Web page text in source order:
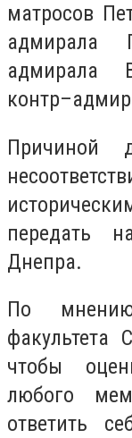
матросов
адмирала
адмирала
Причиной
передать
Днепра.
По мнению
факультета
чтобы
любого
ответить